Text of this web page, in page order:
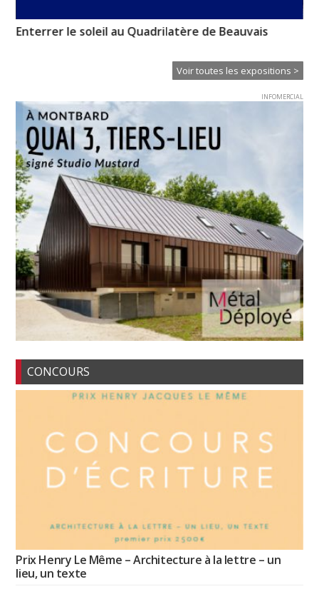
Enterrer le soleil au Quadrilatère de Beauvais
Voir toutes les expositions >
INFOMERCIAL
CONCOURS
Prix Henry Le Même – Architecture à la lettre – un
lieu, un texte